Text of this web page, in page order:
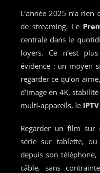
L’année 2025 n’a
de streaming. Le
centrale dans le
foyers. Ce n’est
évidence : un moyen
regarder ce qu’on
d’image en 4K,
multi-appareils, leIPTV
Regarder un film sur
série sur tablette,
depuis son
câble, sans